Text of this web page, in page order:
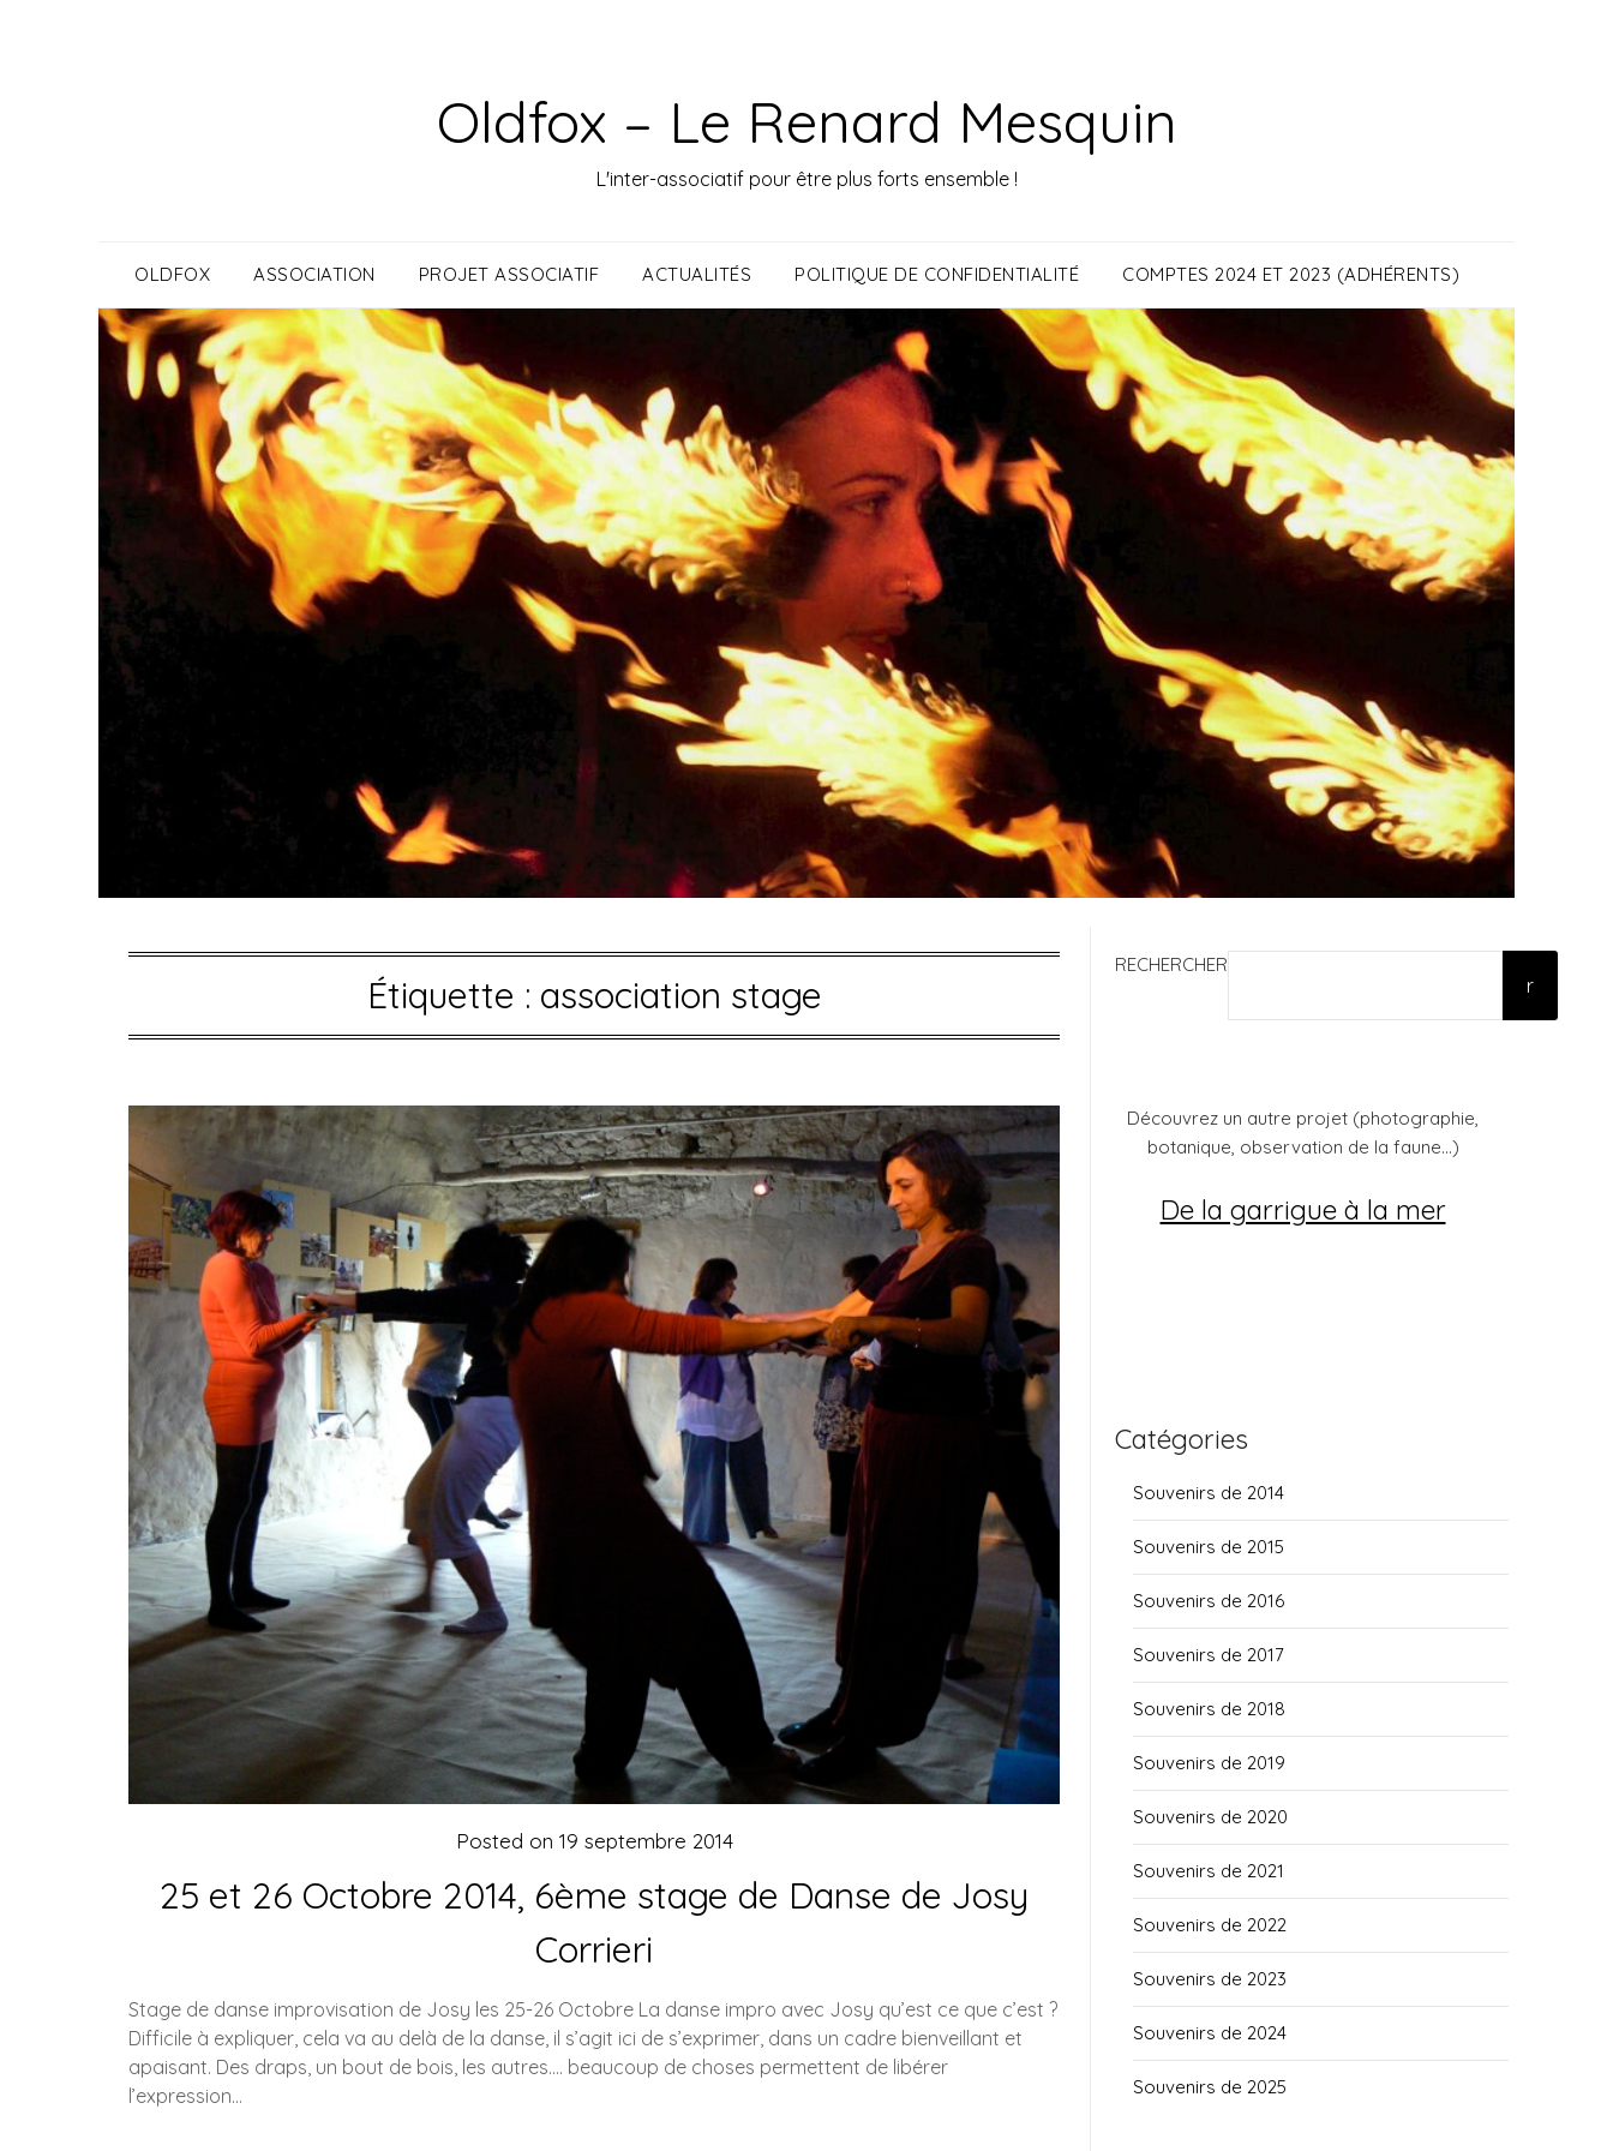
Oldfox – Le Renard Mesquin
L'inter-associatif pour être plus forts ensemble !
OLDFOX ASSOCIATION PROJET ASSOCIATIF ACTUALITÉS POLITIQUE DE CONFIDENTIALITÉ COMPTES 2024 ET 2023 (ADHÉRENTS)
Étiquette : association stage
25 et 26 Octobre 2014, 6ème stage de Danse de Josy
Corrieri
Posted on 19 septembre 2014
Stage de danse improvisation de Josy les 25-26 Octobre La danse impro avec Josy qu’est ce que c’est ?
Difficile à expliquer, cela va au delà de la danse, il s’agit ici de s’exprimer, dans un cadre bienveillant et
apaisant. Des draps, un bout de bois, les autres…. beaucoup de choses permettent de libérer
l’expression…
RECHERCHER
r
Découvrez un autre projet (photographie,
botanique, observation de la faune...)
De la garrigue à la mer
Catégories
Souvenirs de 2014
Souvenirs de 2015
Souvenirs de 2016
Souvenirs de 2017
Souvenirs de 2018
Souvenirs de 2019
Souvenirs de 2020
Souvenirs de 2021
Souvenirs de 2022
Souvenirs de 2023
Souvenirs de 2024
Souvenirs de 2025